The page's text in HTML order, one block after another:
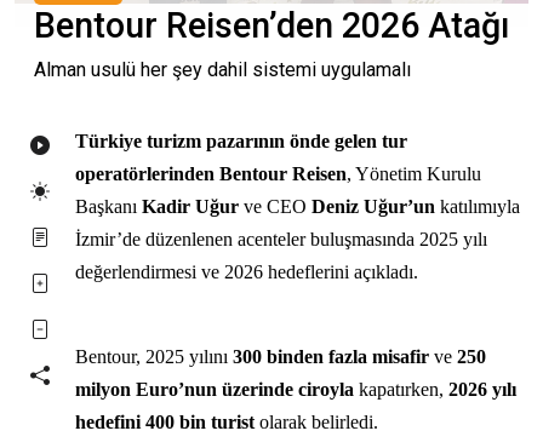
Bentour Reisen’den 2026 Atağı
Alman usulü her şey dahil sistemi uygulamalı
Türkiye turizm pazarının önde gelen tur
operatörlerinden Bentour Reisen, Yönetim Kurulu
Başkanı Kadir Uğur ve CEO Deniz Uğur’un katılımıyla
İzmir’de düzenlenen acenteler buluşmasında 2025 yılı
değerlendirmesi ve 2026 hedeflerini açıkladı.
Bentour, 2025 yılını 300 binden fazla misafir ve 250
milyon Euro’nun üzerinde ciroyla kapatırken, 2026 yılı
hedefini 400 bin turist olarak belirledi.